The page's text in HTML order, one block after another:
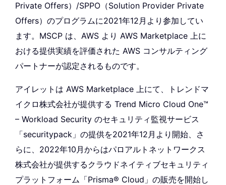
Private Offers）/SPPO（Solution Provider Private
Offers）のプログラムに2021年12月より参加してい
ます。MSCP は、AWS より AWS Marketplace 上に
おける提供実績を評価された AWS コンサルティング
パートナーが認定されるものです。
アイレットは AWS Marketplace 上にて、トレンドマ
イクロ株式会社が提供する Trend Micro Cloud One™
– Workload Security のセキュリティ監視サービス
「securitypack」の提供を2021年12月より開始、さ
らに、2022年10月からはパロアルトネットワークス
株式会社が提供するクラウドネイティブセキュリティ
プラットフォーム「Prisma® Cloud」の販売を開始し